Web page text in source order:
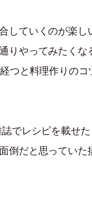
していくのが楽
りやってみたくな
つと料理作りのコ
でレシピを載せ
倒だと思っていた